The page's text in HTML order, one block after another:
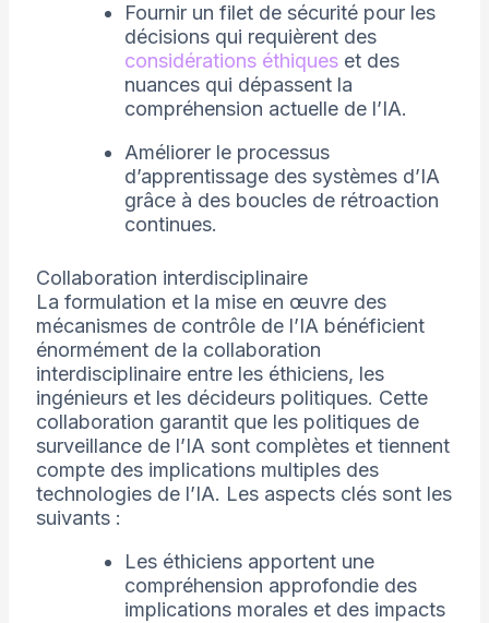
Fournir un filet de sécurité pour les
décisions qui requièrent des
considérations éthiqueset des
nuances qui dépassent la
compréhension actuelle de l’IA.
Améliorer le processus
d’apprentissage des systèmes d’IA
grâce à des boucles de rétroaction
continues.
Collaboration interdisciplinaire
La formulation et la mise en œuvre des
mécanismes de contrôle de l’IA bénéficient
énormément de la collaboration
interdisciplinaire entre les éthiciens, les
ingénieurs et les décideurs politiques. Cette
collaboration garantit que les politiques de
surveillance de l’IA sont complètes et tiennent
compte des implications multiples des
technologies de l’IA. Les aspects clés sont les
suivants :
Les éthiciens apportent une
compréhension approfondie des
implications morales et des impacts